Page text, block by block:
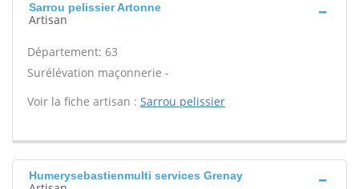
Sarrou pelissier Artonne
Artisan
Département: 63
Surélévation maçonnerie -
Voir la fiche artisan : Sarrou pelissier
Humerysebastienmulti services Grenay